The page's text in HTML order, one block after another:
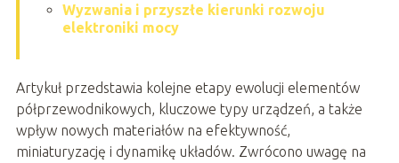
Wyzwania i przyszłe kierunki rozwoju
elektroniki mocy
Artykuł przedstawia kolejne etapy ewolucji elementów
półprzewodnikowych, kluczowe typy urządzeń, a także
wpływ nowych materiałów na efektywność,
miniaturyzację i dynamikę układów. Zwrócono uwagę na